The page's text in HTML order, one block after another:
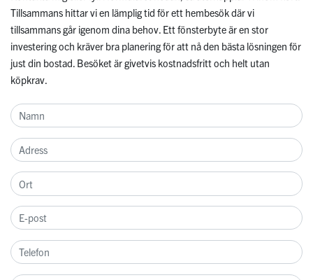
Tillsammans hittar vi en lämplig tid för ett hembesök där vi
tillsammans går igenom dina behov. Ett fönsterbyte är en stor
investering och kräver bra planering för att nå den bästa lösningen för
just din bostad. Besöket är givetvis kostnadsfritt och helt utan
köpkrav.